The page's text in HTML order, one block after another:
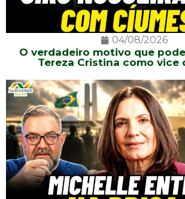
04/08/2026
O verdadeiro motivo que
Tereza Cristina como vice